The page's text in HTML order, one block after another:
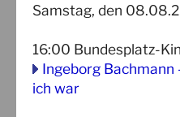
Samstag, den
16:00 Bundesplatz-
Ingeborg Bachmann
ich war